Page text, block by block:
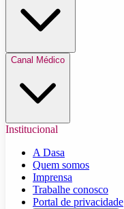
Canal Médico
Institucional
A Dasa
Quem somos
Imprensa
Trabalhe conosco
Portal de privacidade